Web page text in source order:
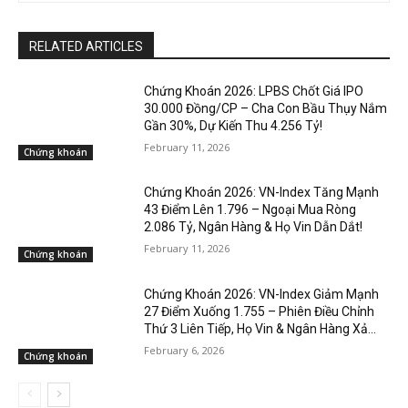
RELATED ARTICLES
Chứng khoán
Chứng Khoán 2026: LPBS Chốt Giá IPO
30.000 Đồng/CP – Cha Con Bầu Thụy Nắm
Gần 30%, Dự Kiến Thu 4.256 Tỷ!
February 11, 2026
Chứng khoán
Chứng Khoán 2026: VN-Index Tăng Mạnh
43 Điểm Lên 1.796 – Ngoại Mua Ròng
2.086 Tỷ, Ngân Hàng & Họ Vin Dẫn Dắt!
February 11, 2026
Chứng khoán
Chứng Khoán 2026: VN-Index Giảm Mạnh
27 Điểm Xuống 1.755 – Phiên Điều Chỉnh
Thứ 3 Liên Tiếp, Họ Vin & Ngân Hàng Xả...
February 6, 2026